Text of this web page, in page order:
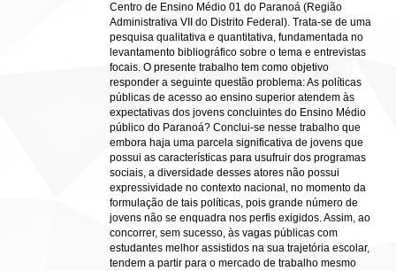
Centro de Ensino Médio 01 do Paranoá (Região
Administrativa VII do Distrito Federal). Trata-se de uma
pesquisa qualitativa e quantitativa, fundamentada no
levantamento bibliográfico sobre o tema e entrevistas
focais. O presente trabalho tem como objetivo
responder a seguinte questão problema: As políticas
públicas de acesso ao ensino superior atendem às
expectativas dos jovens concluintes do Ensino Médio
público do Paranoá? Conclui-se nesse trabalho que
embora haja uma parcela significativa de jovens que
possui as características para usufruir dos programas
sociais, a diversidade desses atores não possui
expressividade no contexto nacional, no momento da
formulação de tais políticas, pois grande número de
jovens não se enquadra nos perfis exigidos. Assim, ao
concorrer, sem sucesso, às vagas públicas com
estudantes melhor assistidos na sua trajetória escolar,
tendem a partir para o mercado de trabalho mesmo